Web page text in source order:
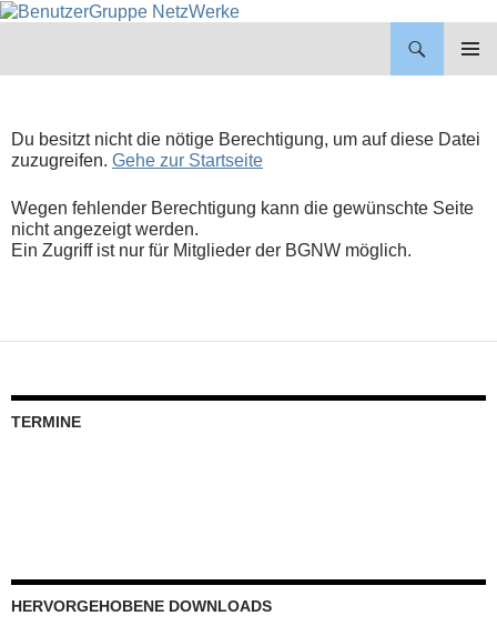
Du besitzt nicht die nötige Berechtigung, um auf diese Datei
zuzugreifen. Gehe zur Startseite
Wegen fehlender Berechtigung kann die gewünschte Seite
nicht angezeigt werden.
Ein Zugriff ist nur für Mitglieder der BGNW möglich.
TERMINE
HERVORGEHOBENE DOWNLOADS